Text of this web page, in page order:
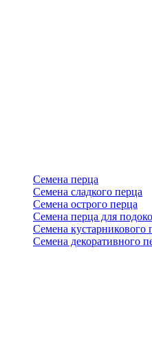
Семена перца
Семена сладкого перца
Семена острого перца
Семена перца для
Семена кустарникового
Семена декоративного